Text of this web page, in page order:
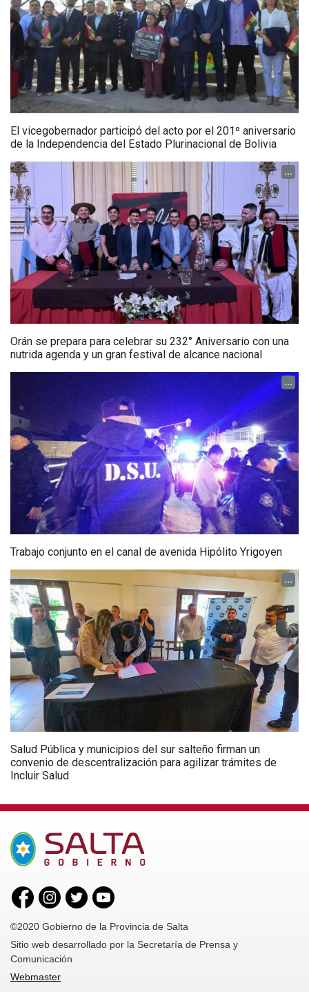
El vicegobernador participó del acto por el 201º aniversario
de la Independencia del Estado Plurinacional de Bolivia
...
Orán se prepara para celebrar su 232° Aniversario con una
nutrida agenda y un gran festival de alcance nacional
...
Trabajo conjunto en el canal de avenida Hipólito Yrigoyen
...
Salud Pública y municipios del sur salteño firman un
convenio de descentralización para agilizar trámites de
Incluir Salud
©2020 Gobierno de la Provincia de Salta
Sitio web desarrollado por la Secretaría de Prensa y
Comunicación
Webmaster